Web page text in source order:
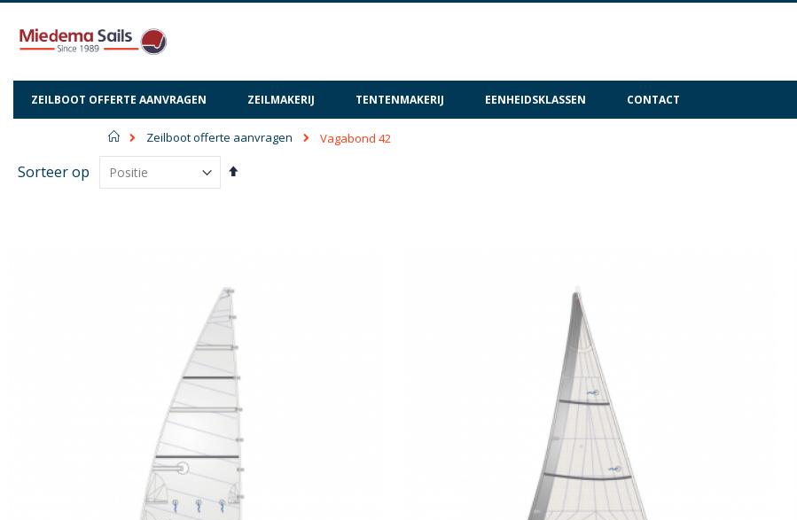
ZEILBOOT OFFERTE AANVRAGEN ZEILMAKERIJ TENTENMAKERIJ EENHEIDSKLASSEN CONTACT
Home
Zeilboot offerte aanvragen Vagabond 42
Sorteer op
Van